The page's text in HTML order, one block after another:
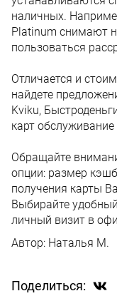
наличных.
Platinum снимают
пользоваться
Отличается и
найдете
Kviku,
карт
Обращайте
опции: размер
получения карты
Выбирайте
личный визит в
Автор: Наталья М.
Поделиться: